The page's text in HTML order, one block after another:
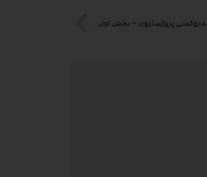
پروژسترون – بخش اول